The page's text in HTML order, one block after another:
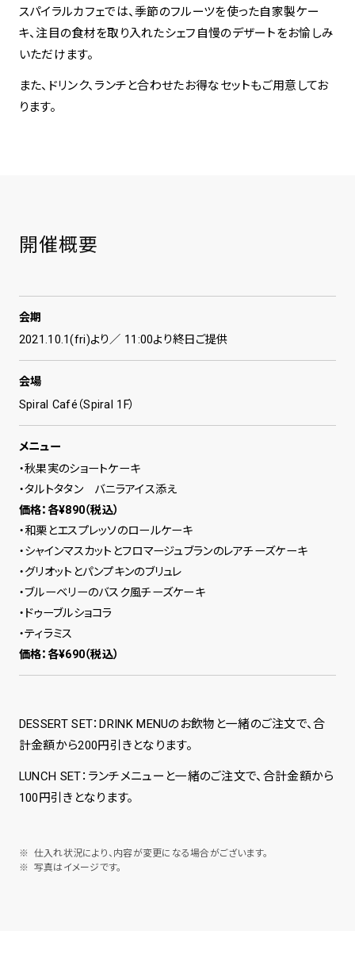
グランスタ東京店
MoN Park Cafe by Spiral
スパイラルカフェでは、季節のフルーツを使った自家製ケー
キ、注目の食材を取り入れたシェフ自慢のデザートをお愉しみ
いただけます。
また、ドリンク、ランチと合わせたお得なセットもご用意してお
ります。
開催概要
会期
2021.10.1(fri)より／ 11:00より終日ご提供
会場
Spiral Café（Spiral 1F）
メニュー
・秋果実のショートケーキ
・タルトタタン バニラアイス添え
価格：各¥890（税込）
・和栗とエスプレッソのロールケーキ
・シャインマスカットとフロマージュブランのレアチーズケーキ
・グリオットとパンプキンのブリュレ
・ブルーベリーのバスク風チーズケーキ
・ドゥーブルショコラ
・ティラミス
価格：各¥690（税込）
DESSERT SET：DRINK MENUのお飲物と一緒のご注文で、合
計金額から200円引きとなります。
LUNCH SET：ランチメニューと一緒のご注文で、合計金額から
100円引きとなります。
仕入れ状況により、内容が変更になる場合がございます。
写真はイメージです。